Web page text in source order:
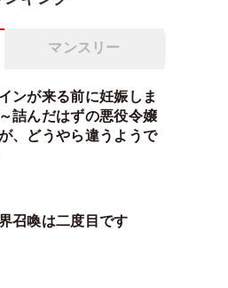
マンスリー
ンが来る前に妊娠しま
詰んだはずの悪役令嬢
、どうやら違うようで
召喚は二度目です